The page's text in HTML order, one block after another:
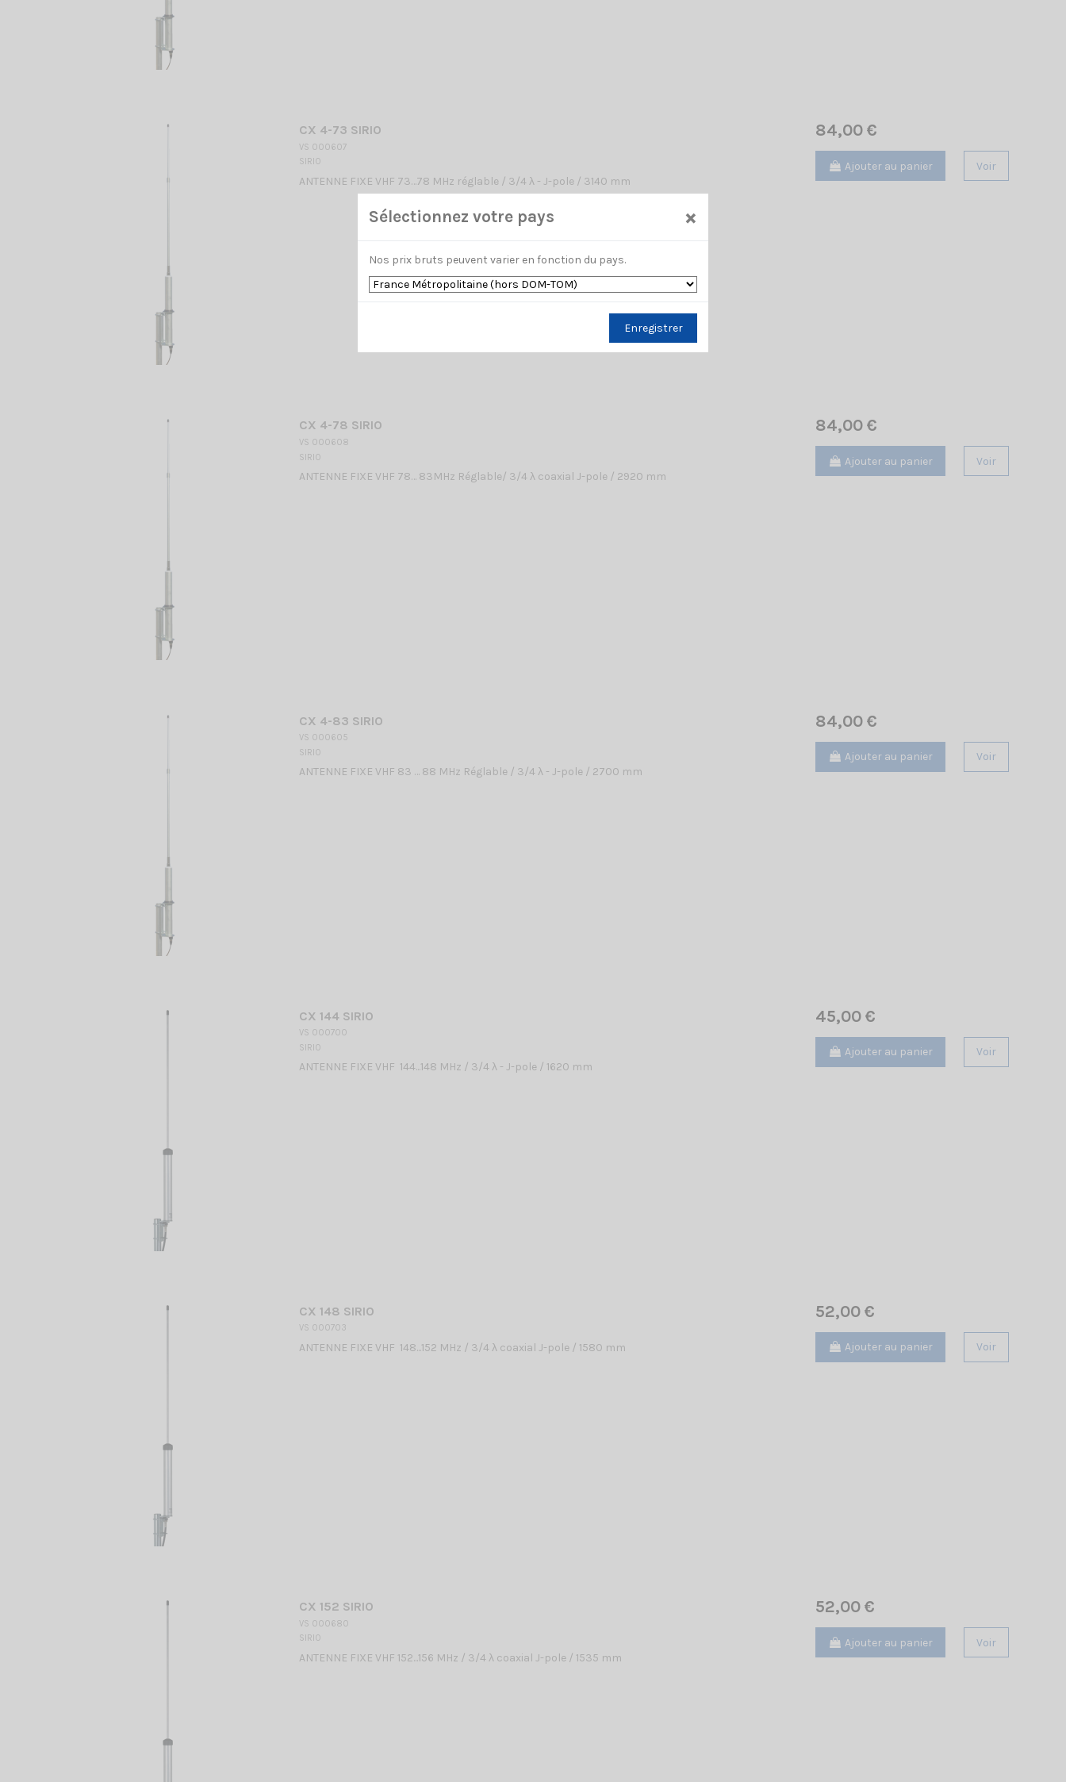
CX 4-73 SIRIO
VS 000607
SIRIO
ANTENNE FIXE VHF 73…78 MHz réglable / 3/4 λ - J-pole / 3140 mm
84,00 €
Ajouter au panier Voir
CX 4-78 SIRIO
VS 000608
SIRIO
ANTENNE FIXE VHF 78… 83MHz Réglable/ 3/4 λ coaxial J-pole / 2920 mm
84,00 €
Ajouter au panier Voir
CX 4-83 SIRIO
VS 000605
SIRIO
ANTENNE FIXE VHF 83 … 88 MHz Réglable / 3/4 λ - J-pole / 2700 mm
84,00 €
Ajouter au panier Voir
CX 144 SIRIO
VS 000700
SIRIO
ANTENNE FIXE VHF 144...148 MHz / 3/4 λ - J-pole / 1620 mm
45,00 €
Ajouter au panier Voir
CX 148 SIRIO
VS 000703
ANTENNE FIXE VHF 148...152 MHz / 3/4 λ coaxial J-pole / 1580 mm
52,00 €
Ajouter au panier Voir
CX 152 SIRIO
VS 000680
SIRIO
ANTENNE FIXE VHF 152...156 MHz / 3/4 λ coaxial J-pole / 1535 mm
52,00 €
Ajouter au panier Voir
Sélectionnez votre pays ×
Nos prix bruts peuvent varier en fonction du pays.
Enregistrer